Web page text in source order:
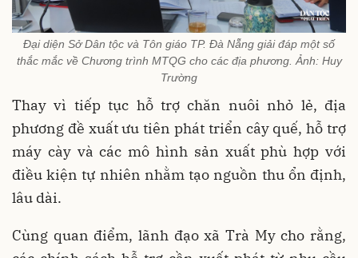
Đại diện Sở Dân tộc và Tôn giáo TP. Đà Nẵng giải đáp một số
thắc mắc về Chương trình MTQG cho các địa phương. Ảnh: Huy
Trường
Thay vì tiếp tục hỗ trợ chăn nuôi nhỏ lẻ, địa
phương đề xuất ưu tiên phát triển cây quế, hỗ trợ
máy cày và các mô hình sản xuất phù hợp với
điều kiện tự nhiên nhằm tạo nguồn thu ổn định,
lâu dài.
Cùng quan điểm, lãnh đạo xã Trà My cho rằng,